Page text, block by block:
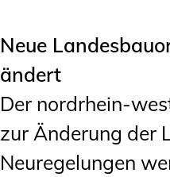
Neue
ändert
Der nordrhein-
zur Änderung der
Neuregelungen